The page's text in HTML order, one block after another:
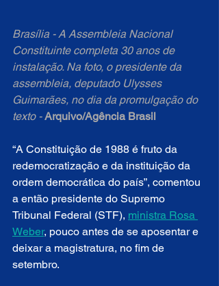
Brasília - A Assembleia Nacional
Constituinte completa 30 anos de
instalação. Na foto, o presidente da
assembleia, deputado Ulysses
Guimarães, no dia da promulgação do
texto - Arquivo/Agência Brasil
“A Constituição de 1988 é fruto da
redemocratização e da instituição da
ordem democrática do país”, comentou
a então presidente do Supremo
Tribunal Federal (STF), ministra Rosa
Weber, pouco antes de se aposentar e
deixar a magistratura, no fim de
setembro.